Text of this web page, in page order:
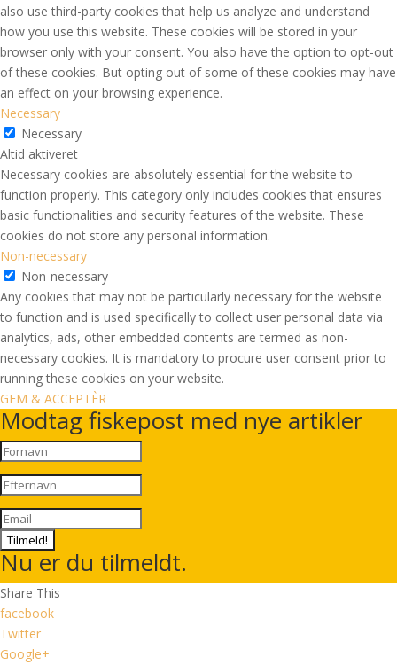
also use third-party cookies that help us analyze and understand
how you use this website. These cookies will be stored in your
browser only with your consent. You also have the option to opt-out
of these cookies. But opting out of some of these cookies may have
an effect on your browsing experience.
Necessary
Necessary
Altid aktiveret
Necessary cookies are absolutely essential for the website to
function properly. This category only includes cookies that ensures
basic functionalities and security features of the website. These
cookies do not store any personal information.
Non-necessary
Non-necessary
Any cookies that may not be particularly necessary for the website
to function and is used specifically to collect user personal data via
analytics, ads, other embedded contents are termed as non-
necessary cookies. It is mandatory to procure user consent prior to
running these cookies on your website.
GEM & ACCEPTÈR
Modtag fiskepost med nye artikler
Tilmeld!
Nu er du tilmeldt.
Share This
facebook
Twitter
Google+